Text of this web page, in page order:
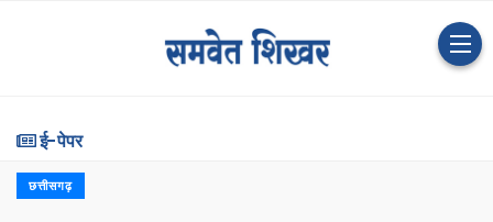
ई-पेपर
छत्तीसगढ़